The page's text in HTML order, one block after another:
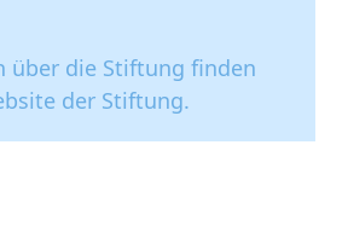
über die Stiftung finden
der Stiftung.